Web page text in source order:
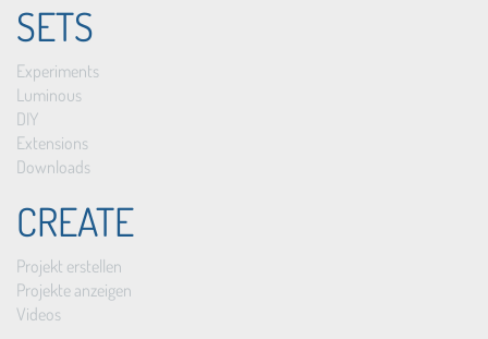
SETS
Experiments
Luminous
DIY
Extensions
Downloads
CREATE
Projekt erstellen
Projekte anzeigen
Videos